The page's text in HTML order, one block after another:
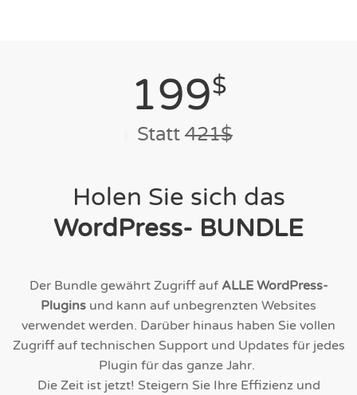
199$
Statt 421$
Holen Sie sich das
WordPress- BUNDLE
Der Bundle gewährt Zugriff aufALLE WordPress-
Plugins und kann auf unbegrenzten Websites
verwendet werden. Darüber hinaus haben Sie vollen
Zugriff auf technischen Support und Updates für jedes
Plugin für das ganze Jahr.
Die Zeit ist jetzt! Steigern Sie Ihre Effizienz und